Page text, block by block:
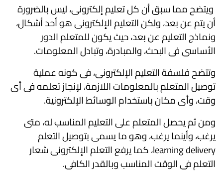
ويتضح مما سبق أن كل تعليم إلكترونى، ليس بالضرورة
أن يتم عن بعد، ولكن التعليم الإلكترونى هو أحد أشكال،
ونماذج التعليم عن بعد، حيث يكون للمتعلم الدور
الأساسى فى البحث، والمبادرة، وتبادل المعلومات.
وتتضح فلسفة التعليم الإلكترونى، فى كونه عملية
توصيل المتعلم بالمعلومات اللازمة، لإنجاز تعلمه فى أى
وقت، وأى مكان باستخدام الوسائط الإلكترونية.
ومن ثم يحصل المتعلم على التعليم المناسب له، متى
يرغب، وأينما يرغب، وهو ما يسمى بتوصيل التعلم
learning delivery، كما يرفع التعلم الإلكترونى شعار
التعلم فى الوقت المناسب وبالقدر الكافى.